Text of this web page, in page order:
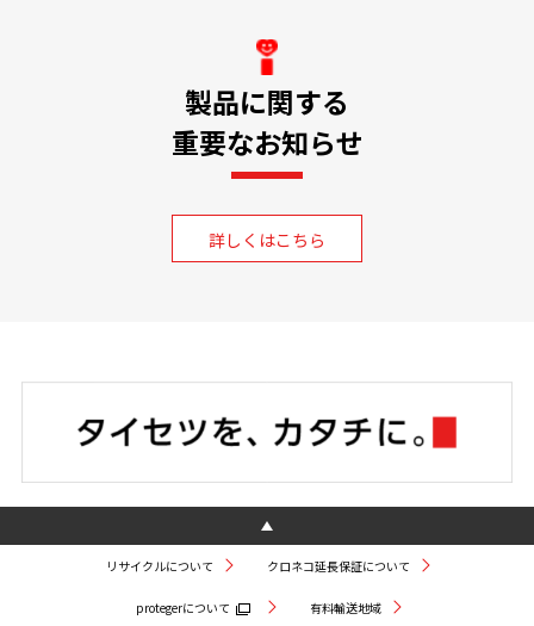
製品に関する
重要なお知らせ
詳しくはこちら
リサイクルについて クロネコ延長保証について
protegerについて 有料輸送地域